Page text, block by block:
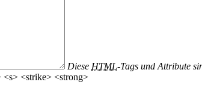
Diese HTML-Tags und Attribute
<strike> <strong>